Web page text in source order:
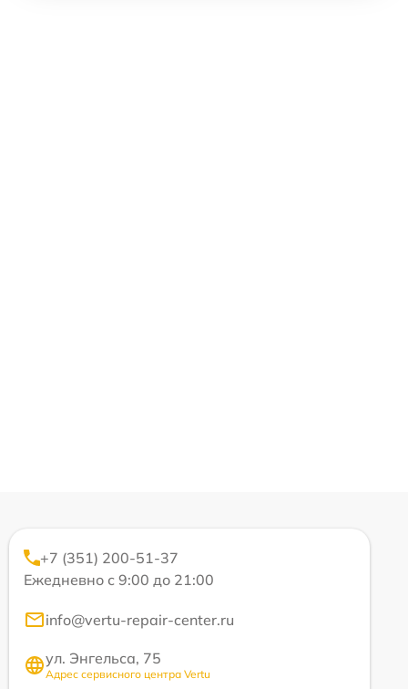
+7 (351) 200-51-37
Ежедневно с 9:00 до 21:00
info@vertu-repair-center.ru
ул. Энгельса, 75
Адрес сервисного центра Vertu